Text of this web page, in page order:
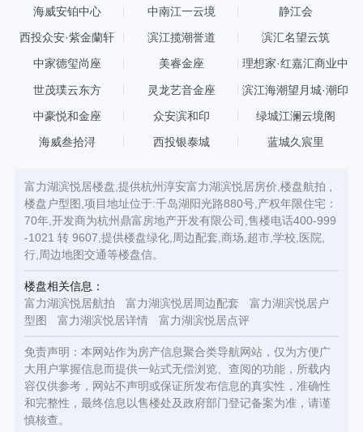
海威安铂中心 中南江一云境 静江会
西投众安·紫金蘭轩 滨江揽潮誉道 滨汇名望云筑
中家德玺尚座 美睿金座
理想家·红嘉汇商业中
世茂璞云东方 灵龙艺音金座 滨江海潮望月城·潮印
中豪悦和金座 众安滨和印 绿城江澜云境阁
海威叁拾浔 西投银泰城 蓝城久宸里
富力湖滨悦居楼盘,提供杭州淳安富力湖滨悦居房价,楼盘航拍 ,
楼盘户型图,项目地址位于:千岛湖阳光路880号,产权年限住宅：
70年,开发商为杭州鼎富房地产开发有限公司,售楼电话400-999
-1021 转 9607,提供楼盘绿化,周边配套,商场,超市,学校,医院,
行,周边地图交通等楼盘信。
楼盘相关信息：
富力湖滨悦居航拍
富力湖滨悦居周边配套
富力湖滨悦居户
型图
富力湖滨悦居详情 富力湖滨悦居点评
免责声明：本网站作为房产信息聚合类导航网站，仅为方便广
大用户掌握信息而提供一站式无偿浏览、查阅的功能，所载内
容仅供参考，网站不声明或保证所发布信息的真实性，准确性
和完整性，最终信息以售楼处及政府部门登记备案为准，请谨
慎核查。